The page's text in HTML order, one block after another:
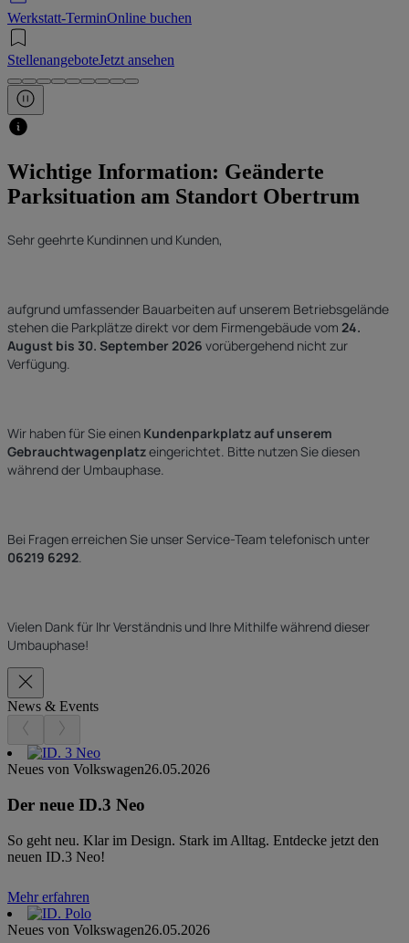
Werkstatt-TerminOnline buchen
StellenangeboteJetzt ansehen
Wichtige Information: Geänderte
Parksituation am Standort Obertrum
Sehr geehrte Kundinnen und Kunden,
aufgrund umfassender Bauarbeiten auf unserem Betriebsgelände
stehen die Parkplätze direkt vor dem Firmengebäude vom 24.
August bis 30. September 2026 vorübergehend nicht zur
Verfügung.
Wir haben für Sie einen Kundenparkplatz auf unserem
Gebrauchtwagenplatzeingerichtet. Bitte nutzen Sie diesen
während der Umbauphase.
Bei Fragen erreichen Sie unser Service-Team telefonisch unter
06219 6292.
Vielen Dank für Ihr Verständnis und Ihre Mithilfe während dieser
Umbauphase!
News & Events
Neues von Volkswagen26.05.2026
Der neue ID.3 Neo
So geht neu. Klar im Design. Stark im Alltag. Entdecke jetzt den
neuen ID.3 Neo!
Mehr erfahren
Neues von Volkswagen26.05.2026